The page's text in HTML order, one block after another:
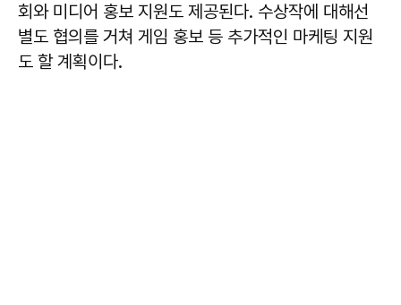
회와 미디어 홍보 지원도 제공된다. 수상작에 대해선
별도 협의를 거쳐 게임 홍보 등 추가적인 마케팅 지원
도 할 계획이다.